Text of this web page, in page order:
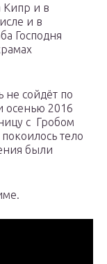
Кипр и в
и в
Господня
не сойдёт по
осенью 2016
с Гробом
тело
были